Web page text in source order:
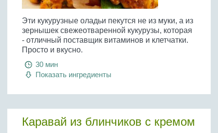
Эти кукурузные оладьи пекутся не из муки, а из
зернышек свежеотваренной кукурузы, которая
- отличный поставщик витаминов и клетчатки.
Просто и вкусно.
30 мин
Показать ингредиенты
Каравай из блинчиков с кремом